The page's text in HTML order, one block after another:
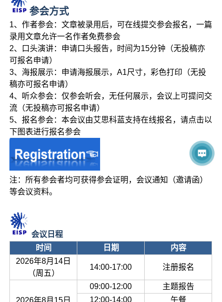
参会方式
1、作者参会：文章被录用后，可在线提交参会报名，一篇
录用文章允许一名作者免费参会
2、口头演讲：申请口头报告，时间为15分钟（无投稿亦
可报名申请）
3、海报展示：申请海报展示，A1尺寸，彩色打印（无投
稿亦可报名申请）
4、听众参会：仅参会听会，无任何展示，会议上可提问交
流（无投稿亦可报名申请）
5、报名参会：本会议由艾思科蓝支持在线报名，请点击以
下图表进行报名参会
注：所有参会者均可获得参会证明，会议通知（邀请函）
等会议资料。
会议日程
时间
日期
内容
2026年8月14日
（周五）
14:00-17:00 注册报名
09:00-12:00
主题报告
12:00-14:00
午餐